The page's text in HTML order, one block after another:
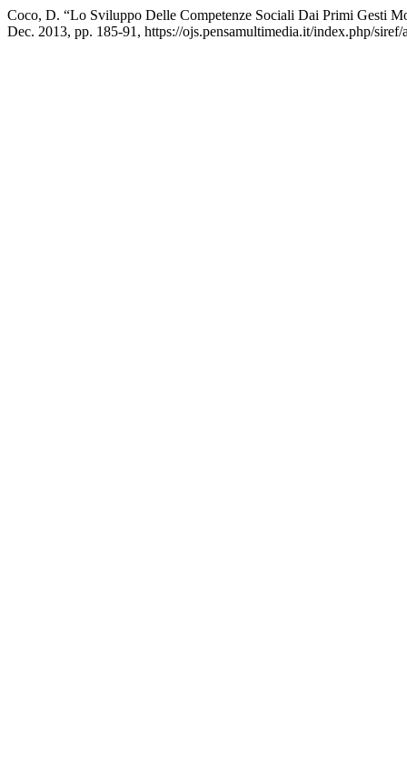
Coco, D. “Lo Sviluppo Delle Competenze Sociali Dai Primi Gesti
Dec. 2013, pp. 185-91, https://ojs.pensamultimedia.it/index.php/